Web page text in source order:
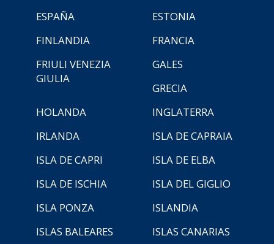
ESPAÑA
ESTONIA
FINLANDIA
FRANCIA
FRIULI VENEZIA
GIULIA
GALES
GRECIA
HOLANDA
INGLATERRA
IRLANDA
ISLA DE CAPRAIA
ISLA DE CAPRI
ISLA DE ELBA
ISLA DE ISCHIA
ISLA DEL GIGLIO
ISLA PONZA
ISLANDIA
ISLAS BALEARES
ISLAS CANARIAS